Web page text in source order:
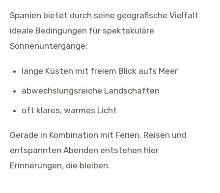
Spanien bietet durch seine geografische Vielfalt
ideale Bedingungen für spektakuläre
Sonnenuntergänge:
lange Küsten mit freiem Blick aufs Meer
abwechslungsreiche Landschaften
oft klares, warmes Licht
Gerade in Kombination mit Ferien, Reisen und
entspannten Abenden entstehen hier
Erinnerungen, die bleiben.